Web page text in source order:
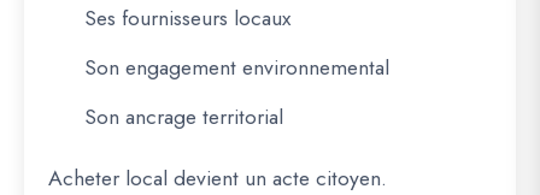
Ses fournisseurs locaux
Son engagement environnemental
Son ancrage territorial
Acheter local devient un acte citoyen.